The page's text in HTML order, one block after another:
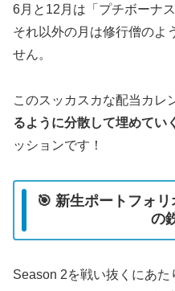
6月と12月は「プチボーナ
それ以外の月は修行僧のよ
せん。
このスッカスカな配当カレ
るように分散して埋めていく
ッションです！
🎯 新生ポートフォ
の
Season 2を戦い抜くにあた